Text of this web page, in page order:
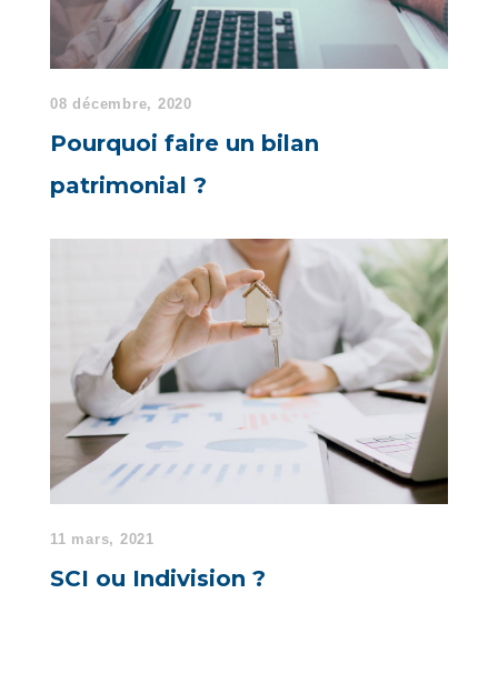
08 décembre, 2020
Pourquoi faire un bilan
patrimonial ?
11 mars, 2021
SCI ou Indivision ?